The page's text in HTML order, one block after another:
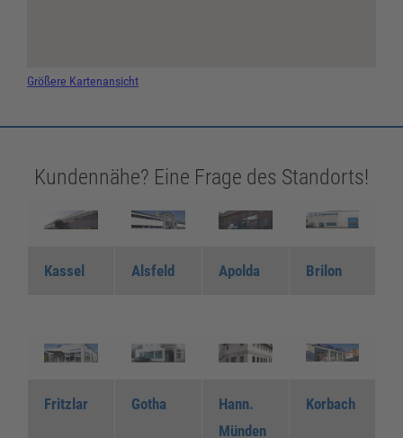
Größere Kartenansicht
Kundennähe? Eine Frage des Standorts!
Kassel Alsfeld Apolda Brilon
Fritzlar Gotha
Hann.
Münden
Korbach